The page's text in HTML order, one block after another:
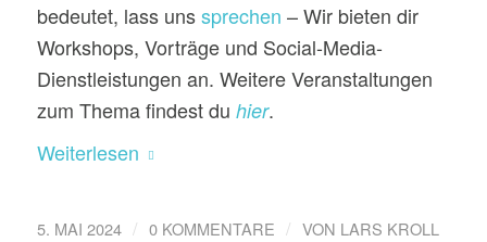
bedeutet, lass unssprechen – Wir bieten dir
Workshops, Vorträge und Social-Media-
Dienstleistungen an. Weitere Veranstaltungen
zum Thema findest du hier.
Weiterlesen
5. MAI 2024 / 0 KOMMENTARE / VON LARS KROLL